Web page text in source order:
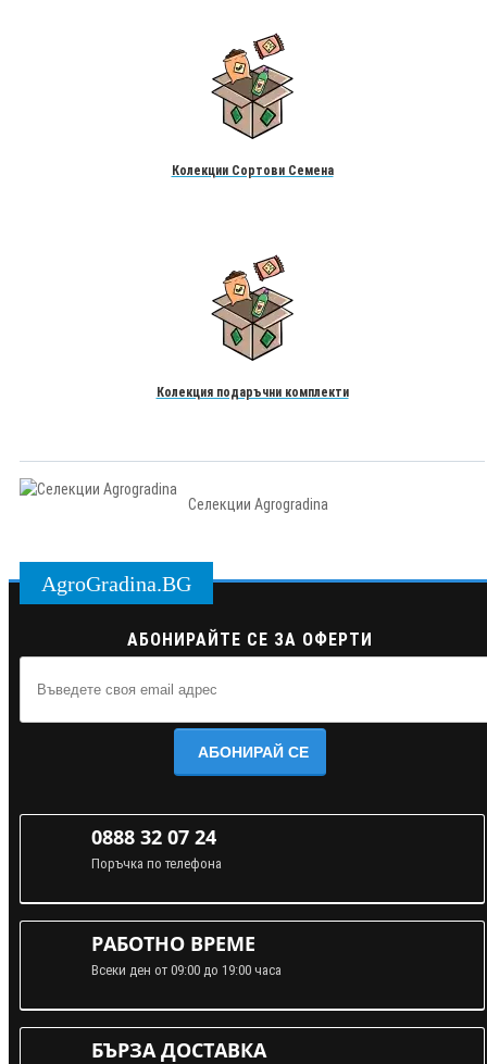
Колекции Сортови Семена
Колекция подаръчни комплекти
Селекции Agrogradina
AgroGradina.BG
АБОНИРАЙТЕ СЕ ЗА ОФЕРТИ
АБОНИРАЙ СЕ
0888 32 07 24
Поръчка по телефона
РАБОТНО ВРЕМЕ
Всеки ден от 09:00 до 19:00 часа
БЪРЗА ДОСТАВКА